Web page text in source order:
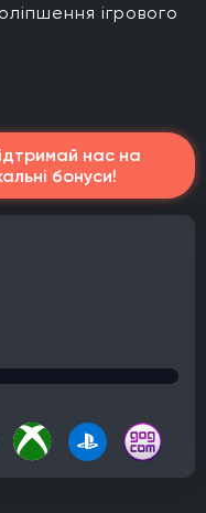
ігрового
нас на
бонуси!